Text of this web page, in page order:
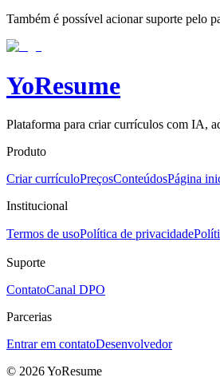
Também é possível acionar suporte pelo
YoResume
Plataforma para criar currículos com IA,
Produto
Criar currículoPreçosConteúdosPágina
Institucional
Termos de usoPolítica de privacidade
Suporte
ContatoCanal DPO
Parcerias
Entrar em contatoDesenvolvedor
© 2026YoResume